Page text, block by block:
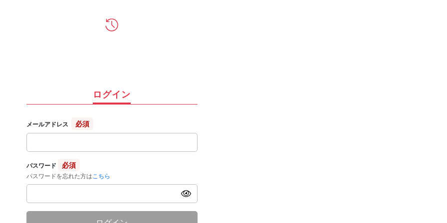
ログイン
メールアドレス 必須
パスワード 必須
パスワードを忘れた方は こちら